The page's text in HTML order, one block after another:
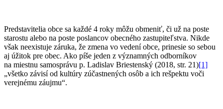
Predstavitelia obce sa každé 4 roky môžu obmeniť, či už na poste
starostu alebo na poste poslancov obecného zastupiteľstva. Nikde
však neexistuje záruka, že zmena vo vedení obce, prinesie so sebou
aj úžitok pre obec. Ako píše jeden z významných odborníkov
na miestnu samosprávu p. Ladislav Briestenský (2018, str. 21)[1]
„všetko závisí od kultúry zúčastnených osôb a ich rešpektu voči
verejnému záujmu“.